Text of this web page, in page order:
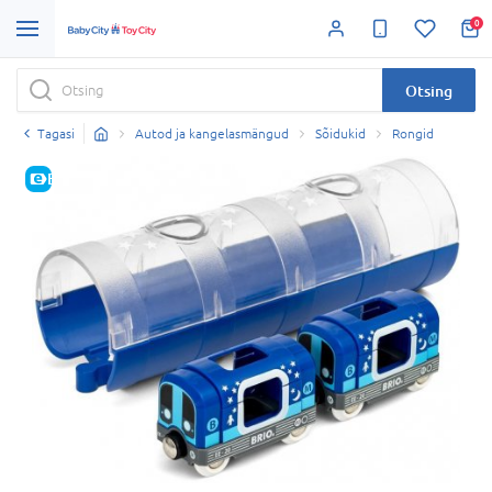
0
Otsing
Tagasi Autod ja kangelasmängud Sõidukid Rongid
E-HIND